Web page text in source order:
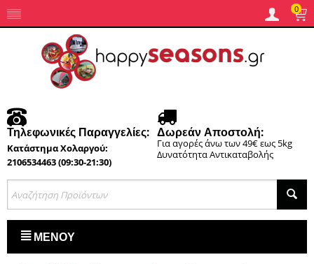
0
Τηλεφωνικές Παραγγελίες:
Κατάστημα Χολαργού:
2106534463 (09:30-21:30)
Δωρεάν Αποστολή:
Για αγορές άνω των 49€ εως 5kg
Δυνατότητα Αντικαταβολής
ΜΕΝΟΎ